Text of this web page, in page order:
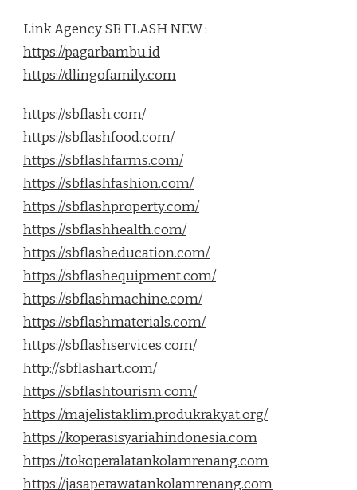
Link Agency SB FLASH NEW :
https://pagarbambu.id
https://dlingofamily.com
https://sbflash.com/
https://sbflashfood.com/
https://sbflashfarms.com/
https://sbflashfashion.com/
https://sbflashproperty.com/
https://sbflashhealth.com/
https://sbflasheducation.com/
https://sbflashequipment.com/
https://sbflashmachine.com/
https://sbflashmaterials.com/
https://sbflashservices.com/
http://sbflashart.com/
https://sbflashtourism.com/
https://majelistaklim.produkrakyat.org/
https://koperasisyariahindonesia.com
https://tokoperalatankolamrenang.com
https://jasaperawatankolamrenang.com